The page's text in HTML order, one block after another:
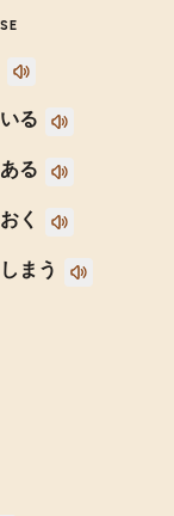
る
る
く
まう